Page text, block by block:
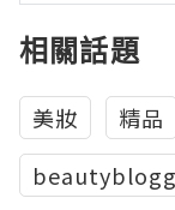
相關話題
美妝 精品